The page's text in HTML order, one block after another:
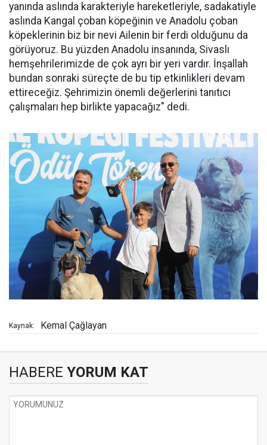
yanında aslında karakteriyle hareketleriyle, sadakatiyle
aslında Kangal çoban köpeğinin ve Anadolu çoban
köpeklerinin biz bir nevi Ailenin bir ferdi olduğunu da
görüyoruz. Bu yüzden Anadolu insanında, Sivaslı
hemşehrilerimizde de çok ayrı bir yeri vardır. İnşallah
bundan sonraki süreçte de bu tip etkinlikleri devam
ettireceğiz. Şehrimizin önemli değerlerini tanıtıcı
çalışmaları hep birlikte yapacağız" dedi.
Kaynak: Kemal Çağlayan
HABERE YORUM KAT